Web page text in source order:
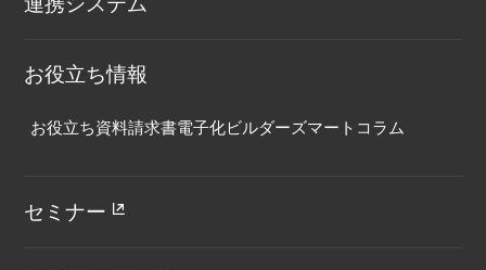
お役立ち情報
お役立ち資料請求書電子化ビルダーズマート コラム
セミナー